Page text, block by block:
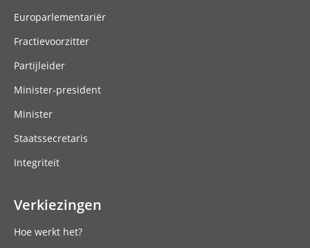
Europarlementariër
Fractievoorzitter
Partijleider
Minister-president
Minister
Staatssecretaris
Integriteit
Verkiezingen
Hoe werkt het?